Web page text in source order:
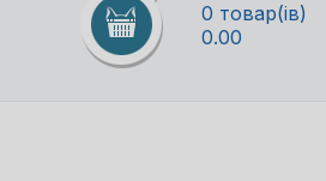
0 товар(ів)
0.00